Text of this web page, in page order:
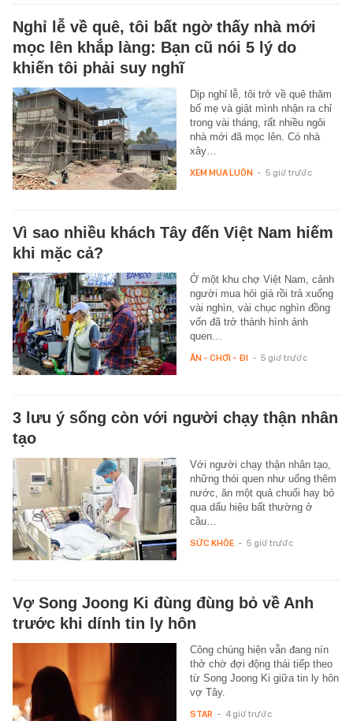
Nghỉ lễ về quê, tôi bất ngờ thấy nhà mới
mọc lên khắp làng: Bạn cũ nói 5 lý do
khiến tôi phải suy nghĩ
Dịp nghỉ lễ, tôi trở về quê thăm
bố mẹ và giật mình nhận ra chỉ
trong vài tháng, rất nhiều ngôi
nhà mới đã mọc lên. Có nhà
xây…
XEM MUA LUÔN - 5 giờ trước
Vì sao nhiều khách Tây đến Việt Nam hiếm
khi mặc cả?
Ở một khu chợ Việt Nam, cảnh
người mua hỏi giá rồi trả xuống
vài nghìn, vài chục nghìn đồng
vốn đã trở thành hình ảnh
quen…
ĂN - CHƠI - ĐI - 5 giờ trước
3 lưu ý sống còn với người chạy thận nhân
tạo
Với người chạy thận nhân tạo,
những thói quen như uống thêm
nước, ăn một quả chuối hay bỏ
qua dấu hiệu bất thường ở
cầu…
SỨC KHỎE - 5 giờ trước
Vợ Song Joong Ki đùng đùng bỏ về Anh
trước khi dính tin ly hôn
Công chúng hiện vẫn đang nín
thở chờ đợi động thái tiếp theo
từ Song Joong Ki giữa tin ly hôn
vợ Tây.
STAR - 4 giờ trước